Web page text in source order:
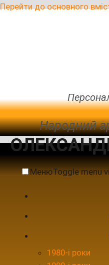
Перейти до основного
Народний
МенюToggle menu
1980-і роки